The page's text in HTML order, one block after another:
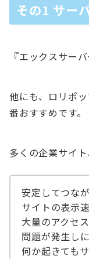
その1 サー
『エックスサー
他にも、ロリポ
番おすすめです。
多くの企業サイ
安定してつな
サイトの表示
大量のアクセ
問題が発生し
何か起きても